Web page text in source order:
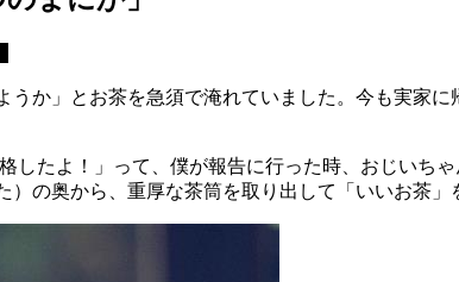
か」とお茶を急須で淹れていました。今も実家
したよ！」って、僕が報告に行った時、おじいち
の奥から、重厚な茶筒を取り出して「いいお茶」